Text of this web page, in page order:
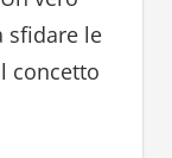
sfidare le
concetto